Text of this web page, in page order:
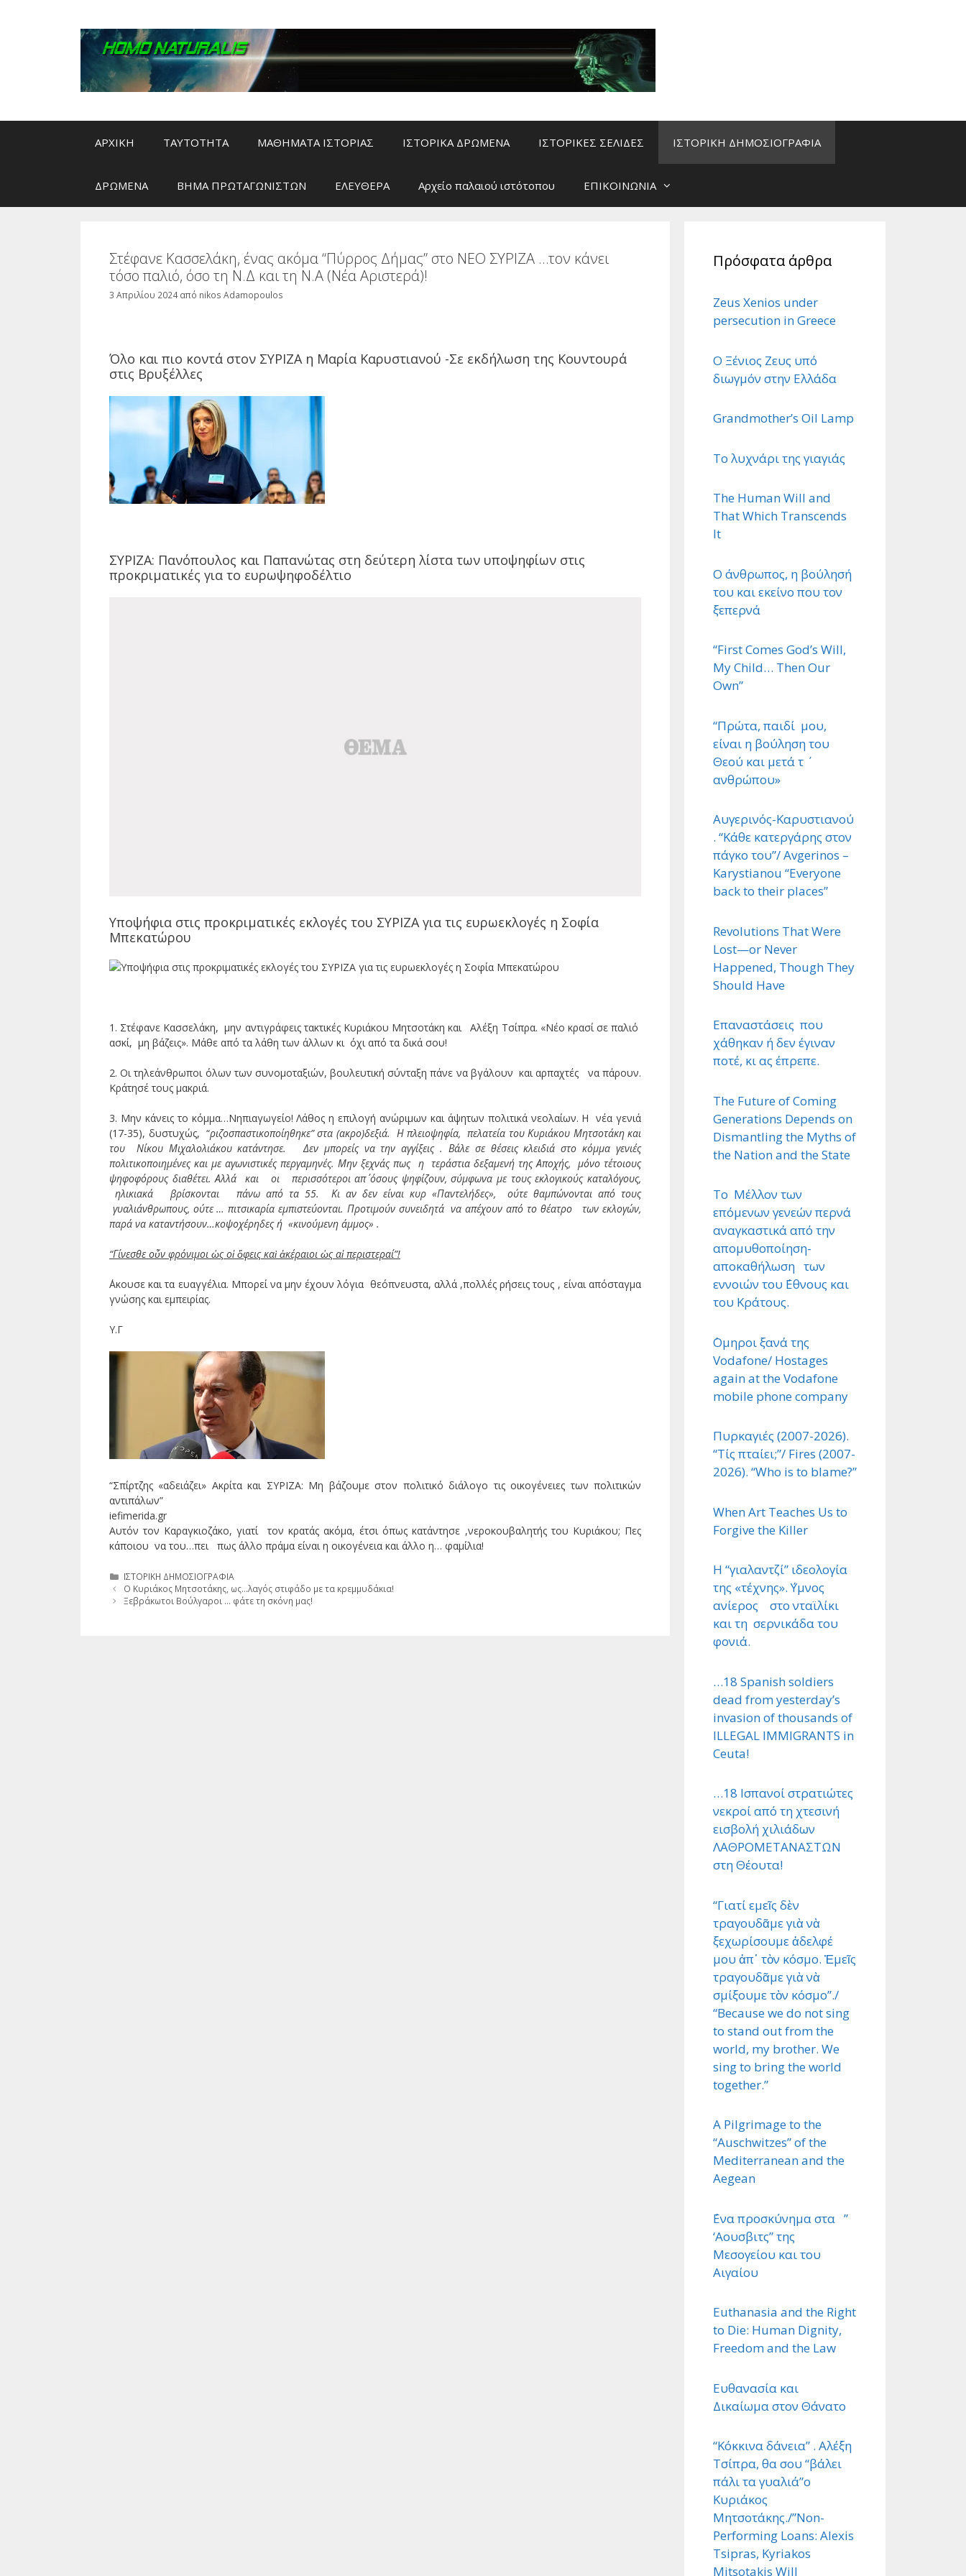
ΑΡΧΙΚΗ ΤΑΥΤΟΤΗΤΑ ΜΑΘΗΜΑΤΑ ΙΣΤΟΡΙΑΣ ΙΣΤΟΡΙΚΑ ΔΡΩΜΕΝΑ ΙΣΤΟΡΙΚΕΣ ΣΕΛΙΔΕΣ ΙΣΤΟΡΙΚΗ ΔΗΜΟΣΙΟΓΡΑΦΙΑ
ΔΡΩΜΕΝΑ ΒΗΜΑ ΠΡΩΤΑΓΩΝΙΣΤΩΝ ΕΛΕΥΘΕΡΑ Αρχείο παλαιού ιστότοπου ΕΠΙΚΟΙΝΩΝΙΑ
Στέφανε Κασσελάκη, ένας ακόμα “Πύρρος Δήμας” στο ΝΕΟ ΣΥΡΙΖΑ …τον κάνει
τόσο παλιό, όσο τη Ν.Δ και τη Ν.Α (Νέα Αριστερά)!
3 Απριλίου 2024 από nikos Adamopoulos
Όλο και πιο κοντά στον ΣΥΡΙΖΑ η Μαρία Καρυστιανού -Σε εκδήλωση της Κουντουρά
στις Βρυξέλλες
ΣΥΡΙΖΑ: Πανόπουλος και Παπανώτας στη δεύτερη λίστα των υποψηφίων στις
προκριματικές για το ευρωψηφοδέλτιο
Υποψήφια στις προκριματικές εκλογές του ΣΥΡΙΖΑ για τις ευρωεκλογές η Σοφία
Μπεκατώρου
1. Στέφανε Κασσελάκη, μην αντιγράφεις τακτικές Κυριάκου Μητσοτάκη και Αλέξη Τσίπρα. «Νέο κρασί σε παλιό
ασκί, μη βάζεις». Μάθε από τα λάθη των άλλων κι όχι από τα δικά σου!
2. Οι τηλεάνθρωποι όλων των συνομοταξιών, βουλευτική σύνταξη πάνε να βγάλουν και αρπαχτές να πάρουν.
Κράτησέ τους μακριά.
3. Μην κάνεις το κόμμα…Νηπιαγωγείο! Λάθος η επιλογή ανώριμων και άψητων πολιτικά νεολαίων. Η νέα γενιά
(17-35), δυστυχώς, “ριζοσπαστικοποίηθηκε” στα (ακρο)δεξιά. Η πλειοψηφία, πελατεία του Κυριάκου Μητσοτάκη και
του
Νίκου Μιχαλολιάκου κατάντησε. Δεν μπορείς να την αγγίξεις . Βάλε σε θέσεις κλειδιά στο κόμμα γενιές
πολιτικοποιημένες και με αγωνιστικές περγαμηνές. Μην ξεχνάς πως η τεράστια δεξαμενή της Αποχής, μόνο τέτοιους
ψηφοφόρους διαθέτει. Αλλά
και οι
περισσότεροι απ΄ όσους ψηφίζουν, σύμφωνα με τους εκλογικούς καταλόγους,
ηλικιακά βρίσκονται
πάνω από τα 55. Κι αν δεν είναι κυρ «Παντελήδες»,
ούτε θαμπώνονται από τους
γυαλιάνθρωπους, ούτε … πιτσικαρία εμπιστεύονται. Προτιμούν συνειδητά να απέχουν από το θέατρο των εκλογών,
παρά να καταντήσουν…κοψοχέρηδες ή «κινούμενη άμμος» .
“Γίνεσθε οὖν φρόνιμοι ὡς οἱ ὄφεις καὶ ἀκέραιοι ὡς αἱ περιστεραί”!
΄Ακουσε και τα ευαγγέλια. Μπορεί να μην έχουν λόγια θεόπνευστα, αλλά ,πολλές ρήσεις τους , είναι απόσταγμα
γνώσης και εμπειρίας.
Υ.Γ
“Σπίρτζης «αδειάζει» Ακρίτα και ΣΥΡΙΖΑ: Μη βάζουμε στον πολιτικό διάλογο τις οικογένειες των πολιτικών
αντιπάλων”
iefimerida.gr
Αυτόν τον Καραγκιοζάκο, γιατί τον κρατάς ακόμα, έτσι όπως κατάντησε ,νεροκουβαλητής του Κυριάκου; Πες
κάποιου να του…πει πως άλλο πράμα είναι η οικογένεια και άλλο η… φαμίλια!
Κατηγορίες
ΙΣΤΟΡΙΚΗ ΔΗΜΟΣΙΟΓΡΑΦΙΑ
Ο Κυριάκος Μητσοτάκης, ως…λαγός στιφάδο με τα κρεμμυδάκια!
Ξεβράκωτοι Βούλγαροι … φάτε τη σκόνη μας!
Πρόσφατα άρθρα
Zeus Xenios under
persecution in Greece
Ο Ξένιος Ζευς υπό
διωγμόν στην Ελλάδα
Grandmother’s Oil Lamp
Το λυχνάρι της γιαγιάς
The Human Will and
That Which Transcends
It
Ο άνθρωπος, η βούλησή
του και εκείνο που τον
ξεπερνά
“First Comes God’s Will,
My Child… Then Our
Own”
“Πρώτα, παιδί μου,
είναι η βούληση του
Θεού και μετά τ ΄
ανθρώπου»
Αυγερινός-Καρυστιανού
. “Κάθε κατεργάρης στον
πάγκο του”/ Avgerinos –
Karystianou “Εveryone
back to their places”
Revolutions That Were
Lost—or Never
Happened, Though They
Should Have
Επαναστάσεις που
χάθηκαν ή δεν έγιναν
ποτέ, κι ας έπρεπε.
The Future of Coming
Generations Depends on
Dismantling the Myths of
the Nation and the State
Το Μέλλον των
επόμενων γενεών περνά
αναγκαστικά από την
απομυθοποίηση-
αποκαθήλωση των
εννοιών του ΄Εθνους και
του Κράτους.
΄Ομηροι ξανά της
Vodafone/ Hostages
again at the Vodafone
mobile phone company
Πυρκαγιές (2007-2026).
“Τίς πταίει;”/ Fires (2007-
2026). “Who is to blame?”
When Art Teaches Us to
Forgive the Killer
Η “γιαλαντζί” ιδεολογία
της «τέχνης». ΄Υμνος
ανίερος στο νταϊλίκι
και τη σερνικάδα του
φονιά.
…18 Spanish soldiers
dead from yesterday’s
invasion of thousands of
ILLEGAL IMMIGRANTS in
Ceuta!
…18 Ισπανοί στρατιώτες
νεκροί από τη χτεσινή
εισβολή χιλιάδων
ΛΑΘΡΟΜΕΤΑΝΑΣΤΩΝ
στη Θέουτα!
“Γιατί εμεῖς δὲν
τραγουδᾶμε γιὰ νὰ
ξεχωρίσουμε ἀδελφέ
μου ἀπ᾿ τὸν κόσμο. Ἐμεῖς
τραγουδᾶμε γιὰ νὰ
σμίξουμε τὸν κόσμο”./
“Because we do not sing
to stand out from the
world, my brother. We
sing to bring the world
together.”
A Pilgrimage to the
“Auschwitzes” of the
Mediterranean and the
Aegean
΄Ενα προσκύνημα στα ”
‘Αουσβιτς” της
Μεσογείου και του
Αιγαίου
Euthanasia and the Right
to Die: Human Dignity,
Freedom and the Law
Ευθανασία και
Δικαίωμα στον Θάνατο
“Κόκκινα δάνεια” . Αλέξη
Τσίπρα, θα σου “βάλει
πάλι τα γυαλιά”ο
Κυριάκος
Μητσοτάκης./”Non-
Performing Loans: Alexis
Tsipras, Kyriakos
Mitsotakis Will